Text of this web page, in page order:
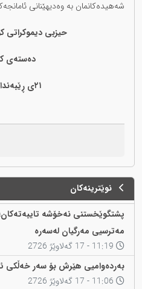
شەهیدەکانمان بە وەدیهێنانی
حیزبی دیموکراتی
دەستەی
٢١ی ڕێبەندانی ١٤٠٤
نوێترینەکان
مەترسیی مەرگیان لەسەرە
بەردەوامیی هێرش بۆ سەر خەڵکی